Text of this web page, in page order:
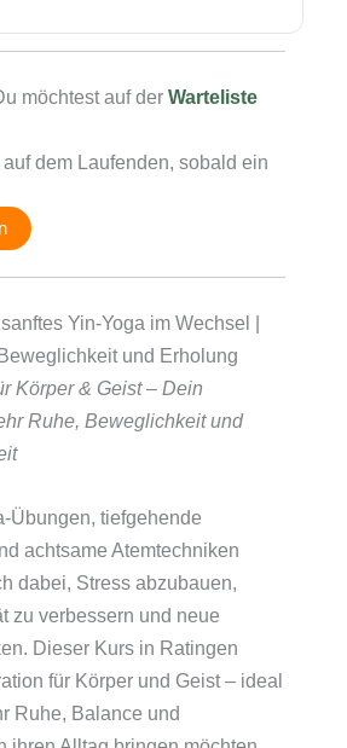
möchtest auf der Warteliste
dem Laufenden, sobald ein
Yin-Yoga im Wechsel |
und Erholung
Körper & Geist – Dein
Ruhe, Beweglichkeit und
Übungen, tiefgehende
achtsame Atemtechniken
dabei, Stress abzubauen,
zu verbessern und neue
Dieser Kurs in Ratingen
für Körper und Geist – ideal
Ruhe, Balance und